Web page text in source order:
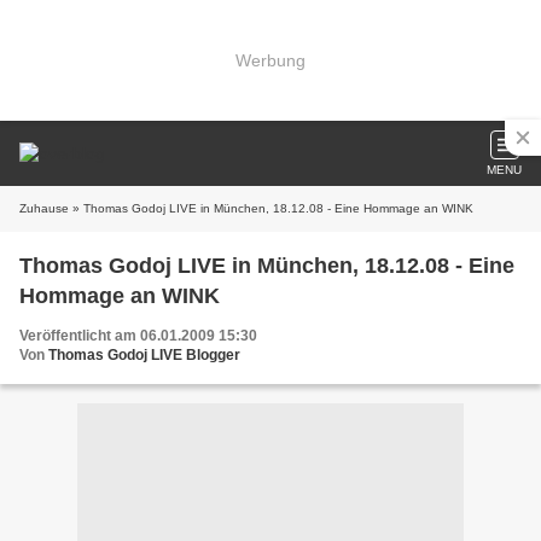
Werbung
MENU
Zuhause » Thomas Godoj LIVE in München, 18.12.08 - Eine Hommage an WINK
Thomas Godoj LIVE in München, 18.12.08 - Eine
Hommage an WINK
Veröffentlicht am 06.01.2009 15:30
Von Thomas Godoj LIVE Blogger